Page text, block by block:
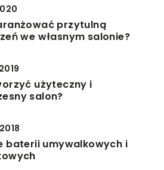
przytulną
we własnym salonie?
użyteczny i
salon?
baterii umywalkowych i